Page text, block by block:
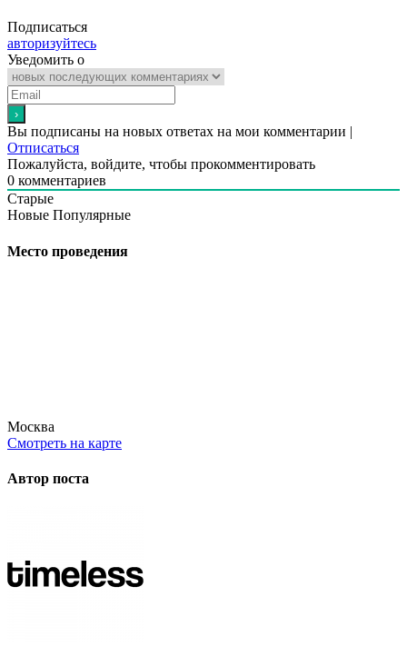
Подписаться
авторизуйтесь
Уведомить о
Вы подписаны на новых ответах на мои комментарии |
Отписаться
Пожалуйста, войдите, чтобы прокомментировать
0 комментариев
Старые
Новые Популярные
Место проведения
Москва
Смотреть на карте
Автор поста